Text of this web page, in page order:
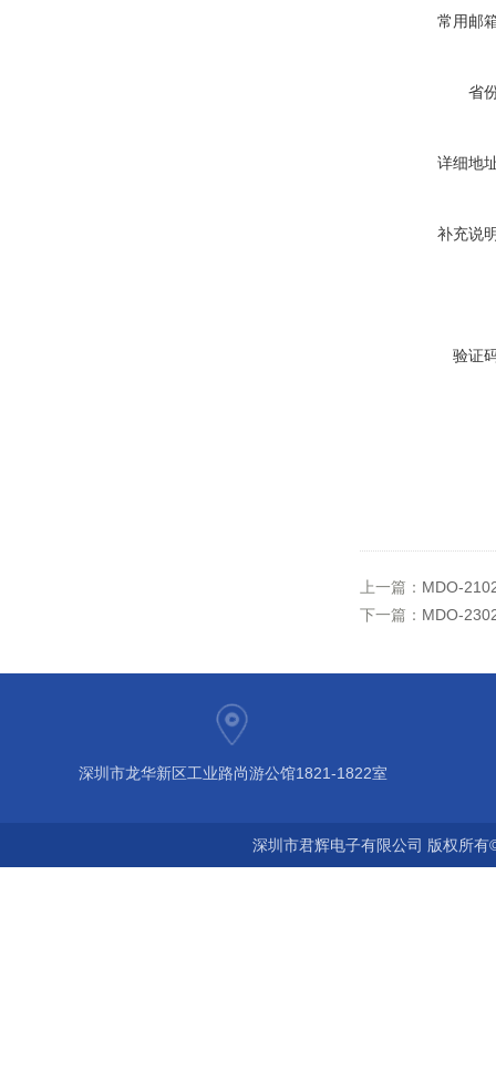
常用邮
省
详细地
补充说
验证
上一篇： MDO-
下一篇： MDO-
深圳市龙华新区工业路尚游公馆1821-1822室
深圳市君辉电子有限公司 版权所